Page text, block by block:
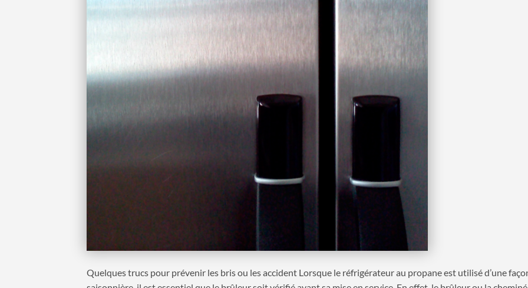
Quelques trucs pour prévenir les bris ou les accident Lorsque le réfrigérateur au propane est utilisé d’une